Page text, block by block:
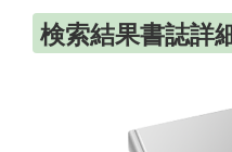
検索結果書誌詳